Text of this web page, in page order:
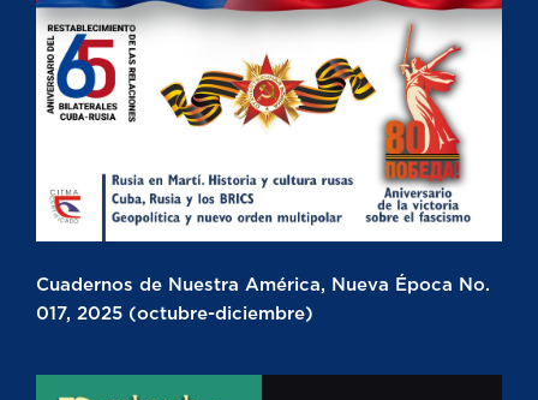
Cuadernos de Nuestra América, Nueva Época No.
017, 2025 (octubre-diciembre)